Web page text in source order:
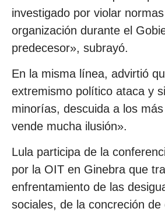
investigado por violar
organización durante el
predecesor», subrayó.
En la misma línea, advirtió
extremismo político ataca y
minorías, descuida a los
vende mucha ilusión».
Lula participa de la
por la OIT en Ginebra que
enfrentamiento de las
sociales, de la concreción de